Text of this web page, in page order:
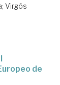
; Virgós
de